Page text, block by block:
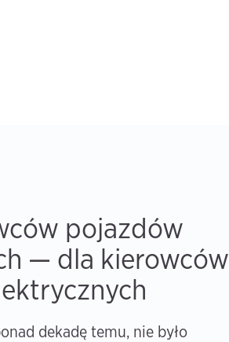
pojazdów
— dla kierowców
dekadę temu, nie było